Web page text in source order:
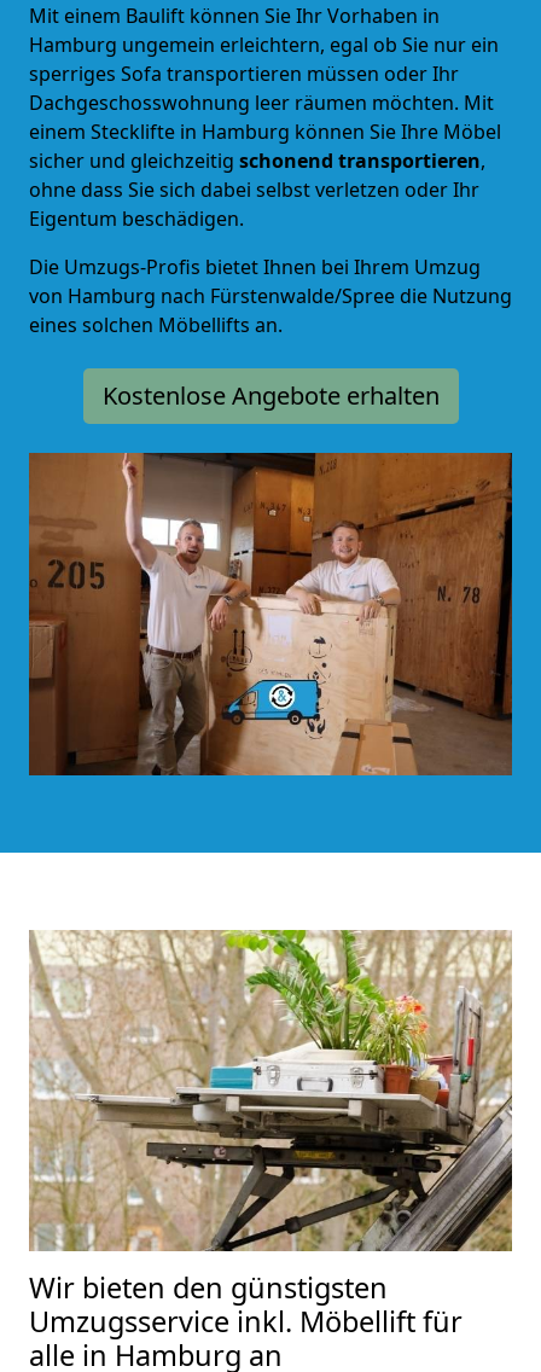
Mit einem Baulift können Sie Ihr Vorhaben in
Hamburg ungemein erleichtern, egal ob Sie nur ein
sperriges Sofa transportieren müssen oder Ihr
Dachgeschosswohnung leer räumen möchten. Mit
einem Stecklifte in Hamburg können Sie Ihre Möbel
sicher und gleichzeitig schonend transportieren,
ohne dass Sie sich dabei selbst verletzen oder Ihr
Eigentum beschädigen.
Die Umzugs-Profis bietet Ihnen bei Ihrem Umzug
von Hamburg nach Fürstenwalde/Spree die Nutzung
eines solchen Möbellifts an.
Kostenlose Angebote erhalten
Wir bieten den günstigsten
Umzugsservice inkl. Möbellift für
alle in Hamburg an